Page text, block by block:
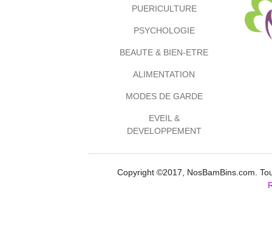
PUERICULTURE
PSYCHOLOGIE
BEAUTE & BIEN-ETRE
ALIMENTATION
MODES DE GARDE
EVEIL &
DEVELOPPEMENT
Copyright ©2017, NosBamBins.com.